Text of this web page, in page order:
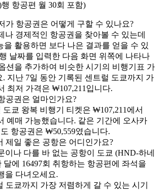
항공편 월 30회 포함)
가 항공권은 어떻게 구할 수 있나요?
나 경제적인 항공권을 찾아볼 수 있는데
을 활용하면 보다 나은 결과를 얻을 수 있
날짜를 입력한 다음 화면 위쪽에 나타나
션을 추가하여 비슷한 시기의 비행기표 가
지난 7일 동안 기록된 센트럴 도쿄까지 가
최저 가격은 ₩107,211입니다.
공권은 얼마인가요?
도쿄 왕복 비행기 티켓은 ₩107,211에서
예매 가능했습니다. 같은 기간에 오사카
항공권은 ₩50,559였습니다.
제일 좋은 공항은 어디인가요?
이나 다를 바 없는 공항이 도쿄 (HND-하네
달에 16497회 취항하는 항공편에 좌석을
을 다녀오세요.
도쿄까지 가장 저렴하게 갈 수 있는 시기